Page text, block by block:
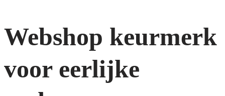
Webshop keurmerk
voor eerlijke